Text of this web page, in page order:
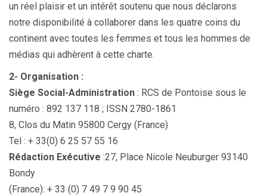
un réel plaisir et un intérêt soutenu que nous déclarons
notre disponibilité à collaborer dans les quatre coins du
continent avec toutes les femmes et tous les hommes de
médias qui adhèrent à cette charte.
2- Organisation :
Siège Social-Administration : RCS de Pontoise sous le
numéro : 892 137 118 ; ISSN 2780-1861
8, Clos du Matin 95800 Cergy (France)
Tel : + 33(0) 6 25 57 55 16
Rédaction Exécutive :27, Place Nicole Neuburger 93140
Bondy
(France): + 33 (0) 7 49 7 9 90 45